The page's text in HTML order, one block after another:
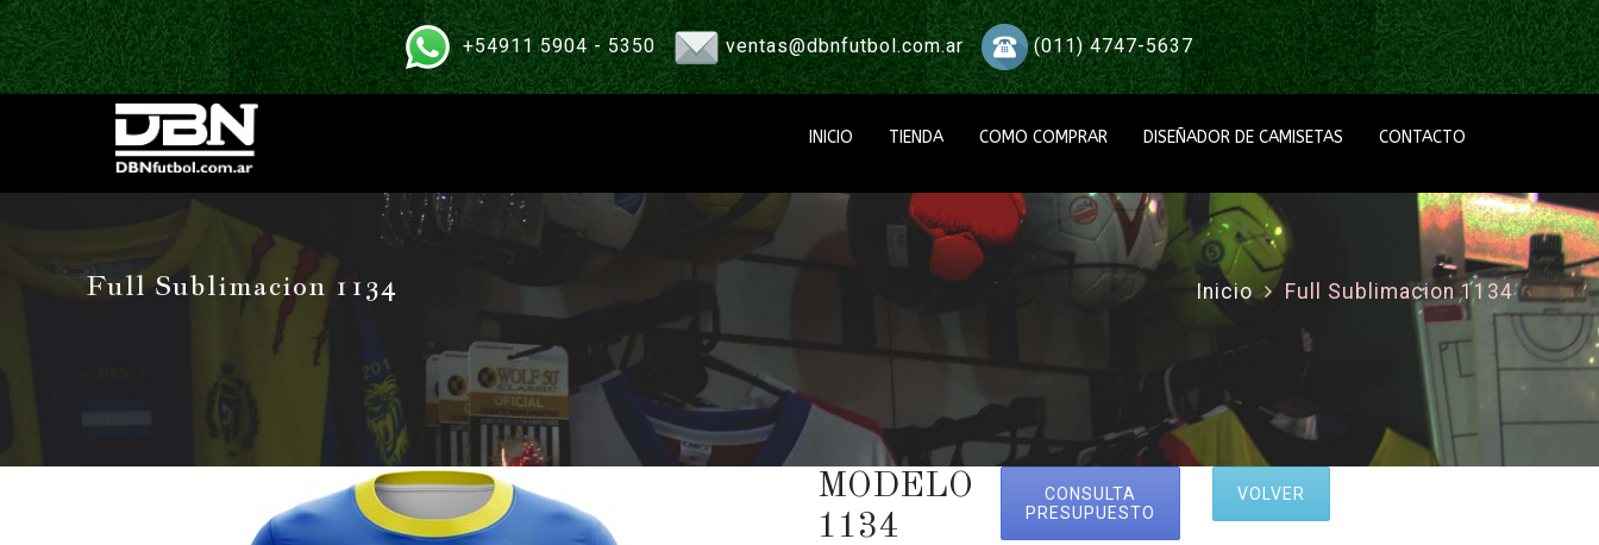
+54911 5904 - 5350 ventas@dbnfutbol.com.ar (011) 4747-5637
INICIO TIENDA COMO COMPRAR DISEÑADOR DE CAMISETAS CONTACTO
Full Sublimacion 1134 Inicio Full Sublimacion 1134
MODELO
1134
CONSULTA
PRESUPUESTO
VOLVER